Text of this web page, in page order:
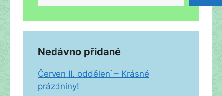
Nedávno přidané
Červen II. oddělení – Krásné
prázdniny!